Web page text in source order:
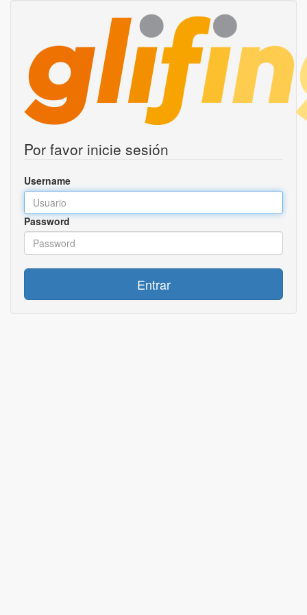
Por favor inicie sesión
Username
Password
Entrar